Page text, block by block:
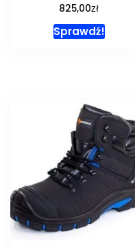
825,00zł
Sprawdź!